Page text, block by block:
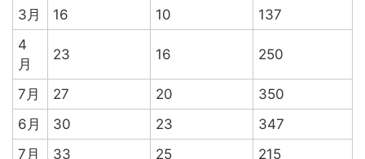
3月
16 10
137
4
月
23 16 250
7月 27 20
350
6月
30 23
347
7月
33 25 215